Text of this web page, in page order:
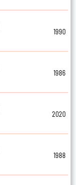
1990
1986
2020
1988